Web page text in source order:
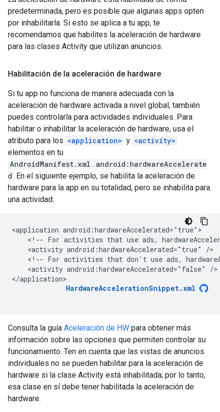
predeterminada, pero es posible que algunas apps opten
por inhabilitarla. Si esto se aplica a tu app, te
recomendamos que habilites la aceleración de hardware
para las clases Activity que utilizan anuncios.
Habilitación de la aceleración de hardware
Si tu app no funciona de manera adecuada con la
aceleración de hardware activada a nivel global, también
puedes controlarla para actividades individuales. Para
habilitar o inhabilitar la aceleración de hardware, usa el
atributo para los <application> y <activity>
elementos en tu
AndroidManifest.xml . android:hardwareAccelerate
d En el siguiente ejemplo, se habilita la aceleración de
hardware para la app en su totalidad, pero se inhabilita para
una actividad:
<application
<!-- For activities that use ads,
<activity android:hardwareAccelerated="true"
<!-- For activities that don't use ads,
<activity android:hardwareAccelerated="false"
/>
HardwareAccelerationSnippet.xml
Consulta la guía Aceleración de HW para obtener más
información sobre las opciones que permiten controlar su
funcionamiento. Ten en cuenta que las vistas de anuncios
individuales no se pueden habilitar para la aceleración de
hardware si la clase Activity está inhabilitada; por lo tanto,
esa clase en sí debe tener habilitada la aceleración de
hardware.